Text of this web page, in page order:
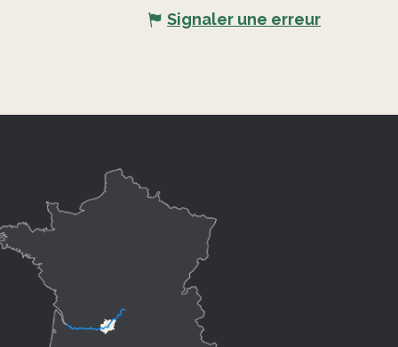
Signaler une erreur